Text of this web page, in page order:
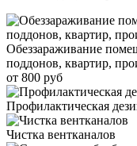
Обеззараживание
поддонов, квартир,
от 800 руб
Профилактическая
Чистка вентканалов